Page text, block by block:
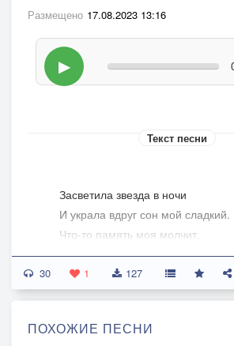
Размещено 17.08.2023 13:16
▶
Текст песни
Засветила звезда в ночи
И украла вдруг сон мой сладкий.
Что-то память моя молчит,
Видно в жизни не все в
Что-то память моя молчит,
Видно в жизни не все в порядке.
Аромат цветов в окна бьет,
30 1 127
ПОХОЖИЕ ПЕСНИ